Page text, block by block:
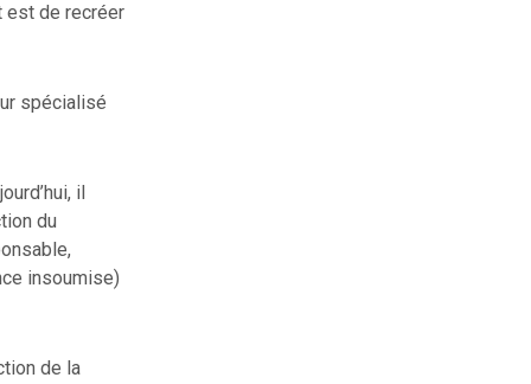
est de recréer
spécialisé
il
du
insoumise)
de la